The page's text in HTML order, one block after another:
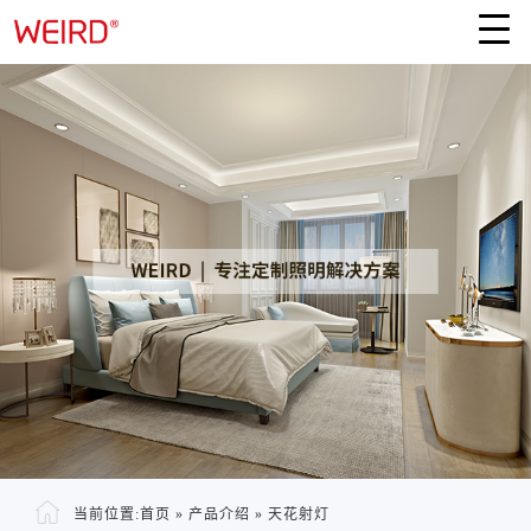
当前位置:首页 » 产品介绍 » 天花射灯